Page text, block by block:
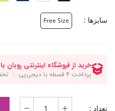
سایزها : Free Size
تعداد :